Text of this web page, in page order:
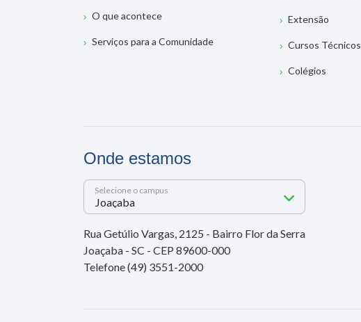
O que acontece
Serviços para a Comunidade
Extensão
Cursos Técnicos
Colégios
Onde estamos
Selecione o campus
Rua Getúlio Vargas, 2125 - Bairro Flor da Serra
Joaçaba - SC - CEP 89600-000
Telefone (49) 3551-2000